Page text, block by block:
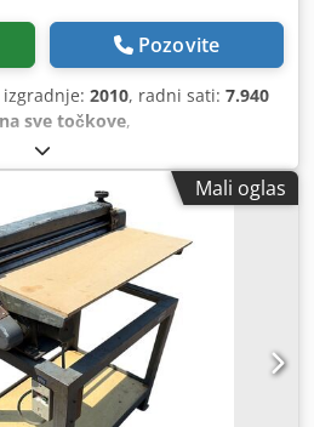
Pozovite
izgradnje: 2010, radni sati: 7.940
sve točkove,
Mali oglas